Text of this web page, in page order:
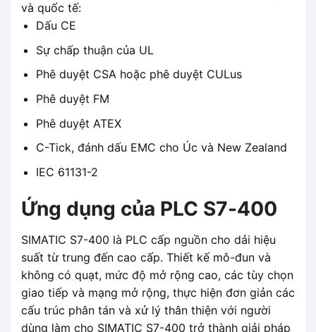
và quốc tế:
Dấu CE
Sự chấp thuận của UL
Phê duyệt CSA hoặc phê duyệt CULus
Phê duyệt FM
Phê duyệt ATEX
C-Tick, đánh dấu EMC cho Úc và New Zealand
IEC 61131-2
Ứng dụng của PLC S7-400
SIMATIC S7-400 là PLC cấp nguồn cho dải hiệu
suất từ ​​trung đến cao cấp. Thiết kế mô-đun và
không có quạt, mức độ mở rộng cao, các tùy chọn
giao tiếp và mạng mở rộng, thực hiện đơn giản các
cấu trúc phân tán và xử lý thân thiện với người
dùng làm cho SIMATIC S7-400 trở thành giải pháp